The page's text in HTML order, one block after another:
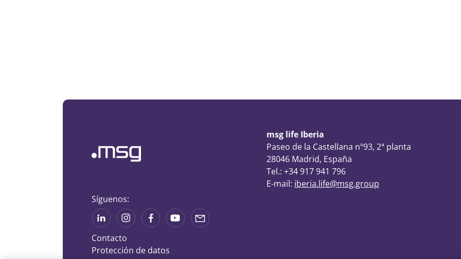
Síguenos:
Contacto
Protección de datos
msg life Iberia
Paseo de la Castellana nº93, 2ª planta
28046 Madrid, España
Tel.: +34 917 941 796
E-mail: iberia.life@msg.group